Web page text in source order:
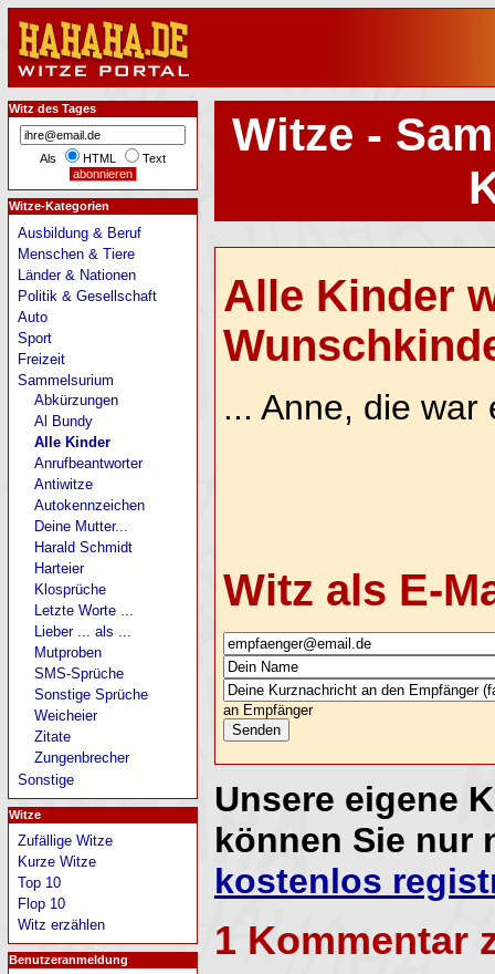
Witze -
Alle Kinder
... Anne, die war
Witz als E-
an Empfänger
Unsere eigene
können Sie nur
kostenlos
1 Kommentar
Witz des Tages
Als HTML Text
Witze-Kategorien
Ausbildung & Beruf
Menschen & Tiere
Länder & Nationen
Politik & Gesellschaft
Auto
Sport
Freizeit
Sammelsurium
Abkürzungen
Al Bundy
Alle Kinder
Anrufbeantworter
Antiwitze
Autokennzeichen
Deine Mutter...
Harald Schmidt
Harteier
Klosprüche
Letzte Worte ...
Lieber ... als ...
Mutproben
SMS-Sprüche
Sonstige Sprüche
Weicheier
Zitate
Zungenbrecher
Sonstige
Witze
Zufällige Witze
Kurze Witze
Top 10
Flop 10
Witz erzählen
Benutzeranmeldung